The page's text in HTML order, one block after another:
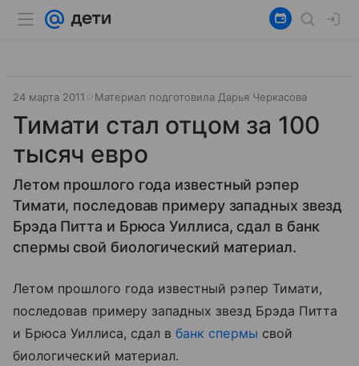
24 марта 2011 Материал подготовила Дарья Черкасова
Тимати стал отцом за 100
тысяч евро
Летом прошлого года известный рэпер
Тимати, последовав примеру западных звезд
Брэда Питта и Брюса Уиллиса, сдал в банк
спермы свой биологический материал.
Летом прошлого года известный рэпер Тимати,
последовав примеру западных звезд Брэда Питта
и Брюса Уиллиса, сдал вбанк спермы свой
биологический материал.